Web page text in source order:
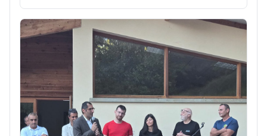
du vent, les secteurs Vallée du Rhône, Nord Isère,
Isère Aval, Agglo-Grésivaudan et Trièves-
Matheysine...